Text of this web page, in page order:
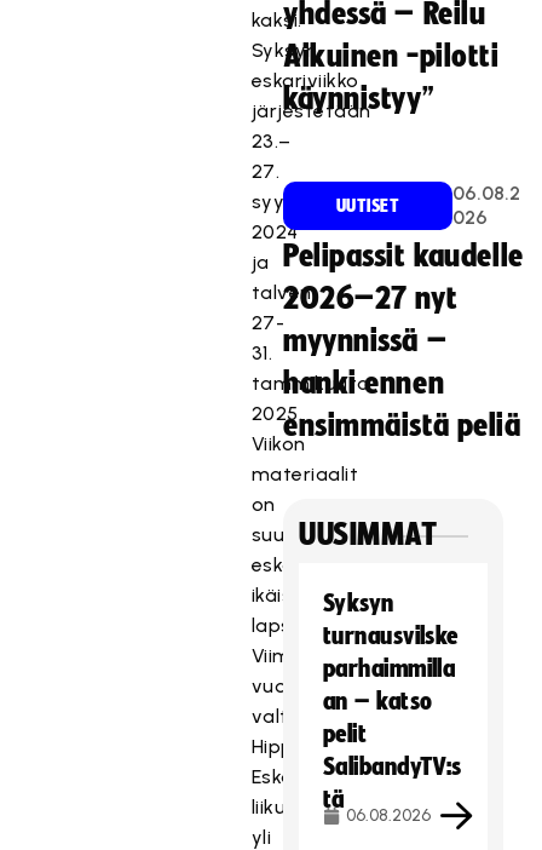
kaksi.
Syksyn
eskariviikko
järjestetään
23.–
27.
syyskuuta
2024
ja
talven
27-
31.
tammikuuta
2025.
Viikon
materiaalit
on
suunnattu
eskari-
ikäisille
lapsille.
Viime
vuonna
valtakunnallinen
Hippo
Eskariviikko
liikutti
yli
yhdessä – Reilu
Aikuinen -pilotti
käynnistyy”
UUTISET
06.08.2
026
Pelipassit kaudelle
2026–27 nyt
myynnissä –
hanki ennen
ensimmäistä peliä
UUSIMMAT
Syksyn
turnausvilske
parhaimmilla
an – katso
pelit
SalibandyTV:s
tä
06.08.2026